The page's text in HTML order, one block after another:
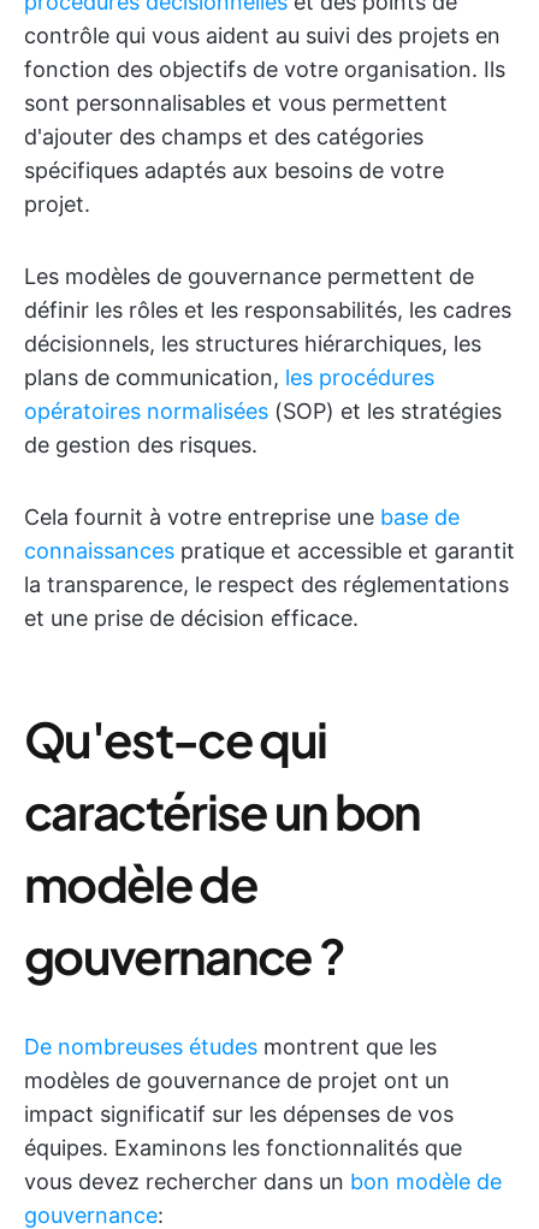
contrôle qui vous aident au suivi des projets en
fonction des objectifs de votre organisation. Ils
sont personnalisables et vous permettent
d'ajouter des champs et des catégories
spécifiques adaptés aux besoins de votre
projet.
Les modèles de gouvernance permettent de
définir les rôles et les responsabilités, les cadres
décisionnels, les structures hiérarchiques, les
plans de communication, les procédures
opératoires normalisées (SOP) et les stratégies
de gestion des risques.
Cela fournit à votre entreprise une base de
connaissances pratique et accessible et garantit
la transparence, le respect des réglementations
et une prise de décision efficace.
Qu'est-ce qui
caractérise un bon
modèle de
gouvernance ?
De nombreuses études montrent que les
modèles de gouvernance de projet ont un
impact significatif sur les dépenses de vos
équipes. Examinons les fonctionnalités que
vous devez rechercher dans un bon modèle de
gouvernance: